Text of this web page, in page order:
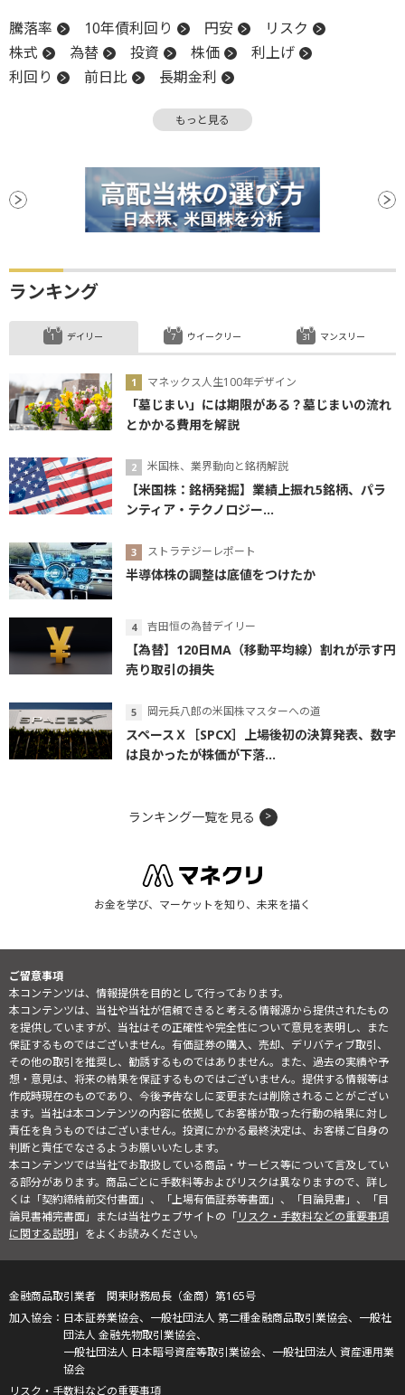
騰落率 10年債利回り 円安
リスク
株式
為替 投資 株価
利上げ
利回り
前日比
長期金利
反発 分配金
東証REIT指数
年初来安値
売買代金
安値
利下げ リスクオフ REIT
もっと見る
ランキング
デイリー
マネックス人生100年デザイン
「墓じまい」には期限がある？墓じまいの流れ
とかかる費用を解説
米国株、業界動向と銘柄解説
【米国株：銘柄発掘】業績上振れ5銘柄、パラ
ンティア・テクノロジー...
ストラテジーレポート
半導体株の調整は底値をつけたか
吉田恒の為替デイリー
【為替】120日MA（移動平均線）割れが示す円
売り取引の損失
岡元兵八郎の米国株マスターへの道
スペースＸ［SPCX］上場後初の決算発表、数字
は良かったが株価が下落...
ウイークリー マンスリー
ランキング一覧を見る
お金を学び、マーケットを知り、未来を描く
ご留意事項
本コンテンツは、情報提供を目的として行っております。
本コンテンツは、当社や当社が信頼できると考える情報源から提供されたもの
を提供していますが、当社はその正確性や完全性について意見を表明し、また
保証するものではございません。有価証券の購入、売却、デリバティブ取引、
その他の取引を推奨し、勧誘するものではありません。また、過去の実績や予
想・意見は、将来の結果を保証するものではございません。提供する情報等は
作成時現在のものであり、今後予告なしに変更または削除されることがござい
ます。当社は本コンテンツの内容に依拠してお客様が取った行動の結果に対し
責任を負うものではございません。投資にかかる最終決定は、お客様ご自身の
判断と責任でなさるようお願いいたします。
本コンテンツでは当社でお取扱している商品・サービス等について言及してい
る部分があります。商品ごとに手数料等およびリスクは異なりますので、詳し
くは「契約締結前交付書面」、「上場有価証券等書面」、「目論見書」、「目
論見書補完書面」または当社ウェブサイトの「リスク・手数料などの重要事項
に関する説明」をよくお読みください。
金融商品取引業者 関東財務局長（金商）第165号
日本証券業協会、一般社団法人 第二種金融商品取引業協会、一般社
団法人 金融先物取引業協会、
一般社団法人 日本暗号資産等取引業協会、一般社団法人 資産運用業
協会
リスク・手数料などの重要事項